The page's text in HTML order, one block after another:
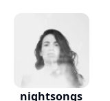
nightsongs